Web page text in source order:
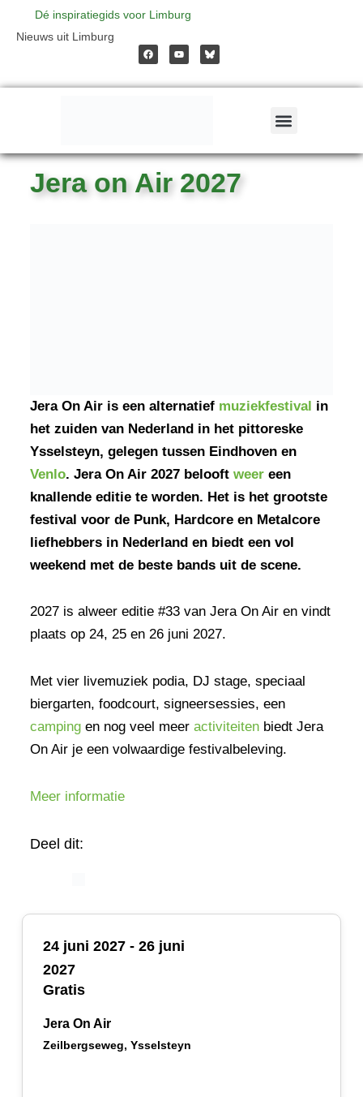
Dé inspiratiegids voor Limburg
Nieuws uit Limburg
a
c
e
o
o
u
t
b
Jera on Air 2027
Jera On Air is een alternatief muziekfestival in
het zuiden van Nederland in het pittoreske
Ysselsteyn, gelegen tussen Eindhoven en
Venlo. Jera On Air 2027 belooft weereen
knallende editie te worden. Het is het grootste
festival voor de Punk, Hardcore en Metalcore
liefhebbers in Nederland en biedt een vol
weekend met de beste bands uit de scene.
2027 is alweer editie #33 van Jera On Air en vindt
plaats op 24, 25 en 26 juni 2027.
Met vier livemuziek podia, DJ stage, speciaal
biergarten, foodcourt, signeersessies, een
campingen nog veel meer activiteitenbiedt Jera
On Air je een volwaardige festivalbeleving.
Meer informatie
Deel dit:
24 juni 2027- 26 juni
2027
Gratis
Jera On Air
Zeilbergseweg, Ysselsteyn